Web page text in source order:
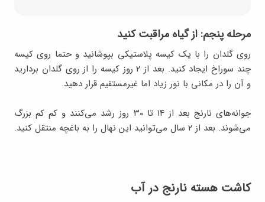
مرحله پنجم: از گیاه مراقبت کنید
روی گلدان را با یک کیسه پلاستیکی بپوشانید و حتما روی کیسه
چند سوراخ ایجاد کنید. بعد از ۲ روز کیسه را از روی گلدان بردارید
و آن را در مکانی با نور زیاد اما غیرمستقیم قرار دهید.
جوانه‌های نارنج بعد از ۱۴ تا ۳۰ روز رشد می‌کنند و کم کم بزرگ
می‌شوند. بعد از ۲ سال می‌توانید این نهال را به باغچه منتقل کنید.
کاشت هسته نارنج در آب